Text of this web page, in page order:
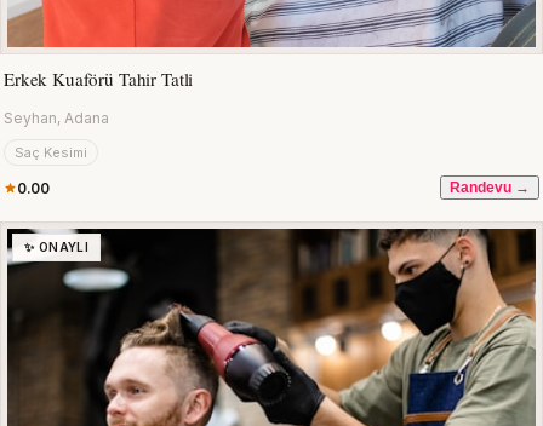
Erkek Kuaförü Tahir Tatli
Seyhan, Adana
Saç Kesimi
0.00 Randevu →
✨ ONAYLI